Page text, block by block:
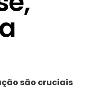
são cruciais